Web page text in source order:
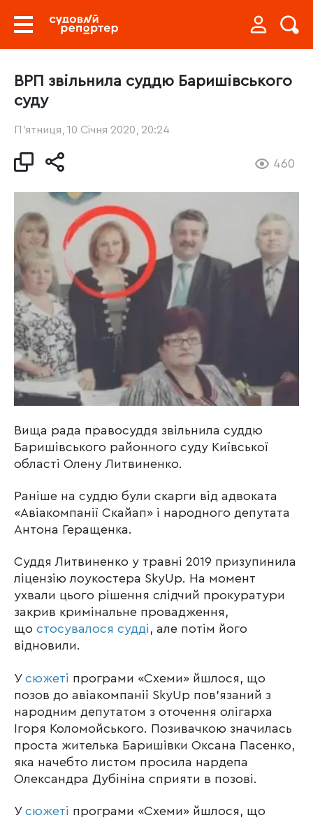
ВРП звільнила суддю Баришівського
суду
П’ятниця, 10 Січня 2020, 20:24
460
Вища рада правосуддя звільнила суддю
Баришівського районного суду Київської
області Олену Литвиненко.
Раніше на суддю були скарги від адвоката
«Авіакомпанії Скайап» і народного депутата
Антона Геращенка.
Суддя Литвиненко у травні 2019 призупинила
ліцензію лоукостера SkyUp. На момент
ухвали цього рішення слідчий прокуратури
закрив кримінальне провадження,
що стосувалося судді, але потім його
відновили.
У сюжеті програми «Схеми» йшлося, що
позов до авіакомпанії SkyUp пов’язаний з
народним депутатом з оточення олігарха
Ігоря Коломойського. Позивачкою значилась
проста жителька Баришівки Оксана Пасенко,
яка начебто листом просила нардепа
Олександра Дубініна сприяти в позові.
У сюжеті програми «Схеми» йшлося, що